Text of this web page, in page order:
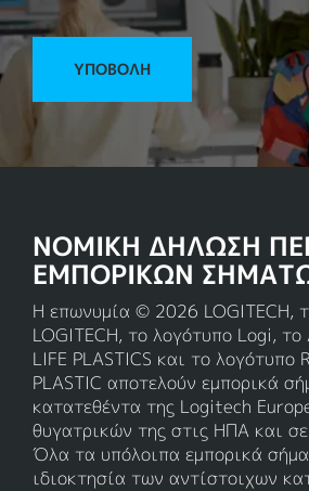
ΥΠΟΒΟΛΉ
ΝΟΜΙΚΗ ΔΗΛΩΣΗ
ΕΜΠΟΡΙΚΩΝ
Η επωνυμία © 2026 LOGITECH,
LOGITECH, το λογότυπο Logi, το
LIFE PLASTICS και το λογότυπο
PLASTIC αποτελούν εμπορικά
κατατεθέντα της Logitech
θυγατρικών της στις ΗΠΑ και
Όλα τα υπόλοιπα εμπορικά
ιδιοκτησία των αντίστοιχων